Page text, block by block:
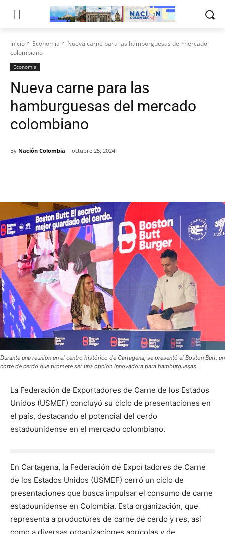
Inicio Economía
Nueva carne para las hamburguesas del mercado
colombiano
Economía
Nueva carne para las
hamburguesas del mercado
colombiano
By Nación Colombia octubre 25, 2024
Durante una reunión en el centro histórico de Cartagena, se presentó el Boston Butt, un
corte de cerdo que promete ser una opción innovadora para hamburguesas.
La Federación de Exportadores de Carne de los Estados
Unidos (USMEF) concluyó su ciclo de presentaciones en
el país, destacando el potencial del cerdo
estadounidense en el mercado colombiano.
En Cartagena, la Federación de Exportadores de Carne
de los Estados Unidos (USMEF) cerró un ciclo de
presentaciones que busca impulsar el consumo de carne
estadounidense en Colombia. Esta organización, que
representa a productores de carne de cerdo y res, así